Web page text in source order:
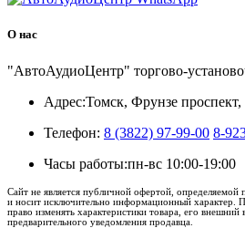
О нас
"АвтоАудиоЦентр" торгово-
Адрес:Томск, Фрунзе проспект,
Телефон: 8 (3822) 97-99-00 8-
Часы работы:пн-вс 10:00-19:00
Сайт не является публичной офертой,
и носит исключительно информационный характер.
право изменять характеристики товара, его внешний
предварительного уведомления продавца.